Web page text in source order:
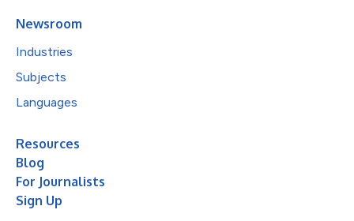
Newsroom
Industries
Subjects
Languages
Resources
Blog
For Journalists
Sign Up